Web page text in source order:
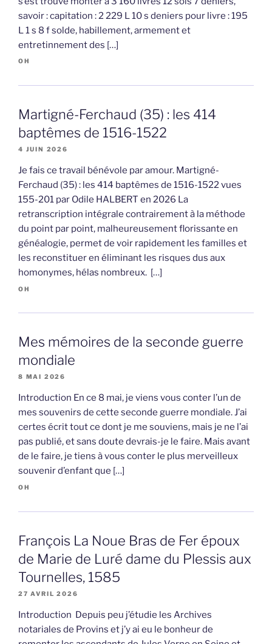
savoir : capitation : 2 229 L 10 s deniers pour livre : 195
L 1 s 8 f solde, habillement, armement et
entretinnement des […]
OH
Martigné-Ferchaud (35) : les 414
baptêmes de 1516-1522
4 JUIN 2026
Je fais ce travail bénévole par amour. Martigné-
Ferchaud (35) : les 414 baptêmes de 1516-1522 vues
155-201 par Odile HALBERT en 2026 La
retranscription intégrale contrairement à la méthode
du point par point, malheureusement florissante en
généalogie, permet de voir rapidement les familles et
les reconstituer en éliminant les risques dus aux
homonymes, hélas nombreux. […]
OH
Mes mémoires de la seconde guerre
mondiale
8 MAI 2026
Introduction En ce 8 mai, je viens vous conter l’un de
mes souvenirs de cette seconde guerre mondiale. J’ai
certes écrit tout ce dont je me souviens, mais je ne l’ai
pas publié, et sans doute devrais-je le faire. Mais avant
de le faire, je tiens à vous conter le plus merveilleux
souvenir d’enfant que […]
OH
François La Noue Bras de Fer époux
de Marie de Luré dame du Plessis aux
Tournelles, 1585
27 AVRIL 2026
Introduction Depuis peu j’étudie les Archives
notariales de Provins et j’y ai eu le bonheur de